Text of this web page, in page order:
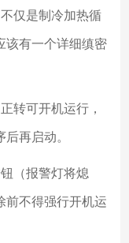
仅是制冷加热循
该有一个详细缜密
转可开机运行，
再启动。
（报警灯将熄
前不得强行开机运